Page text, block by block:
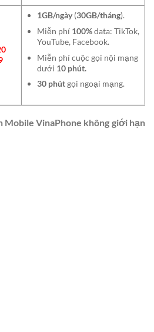
1GB/ngày(30GB/tháng).
Miễn phí 100%data: TikTok,
YouTube, Facebook.
Miễn phí cuộc gọi nội mạng
dưới 10 phút.
30 phútgọi ngoại mạng.
Mobile VinaPhone không giới hạn